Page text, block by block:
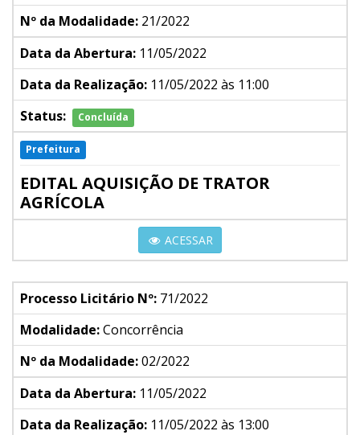
Nº da Modalidade: 21/2022
Data da Abertura: 11/05/2022
Data da Realização: 11/05/2022 às 11:00
Status:
Concluída
Prefeitura
EDITAL AQUISIÇÃO DE TRATOR
AGRÍCOLA
ACESSAR
Processo Licitário Nº: 71/2022
Modalidade:Concorrência
Nº da Modalidade:02/2022
Data da Abertura: 11/05/2022
Data da Realização: 11/05/2022 às 13:00